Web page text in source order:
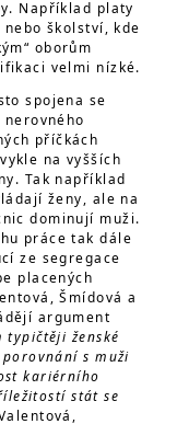
Například platy
školství, kde
oborům
velmi nízké.
spojena se
příčkách
na vyšších
Tak například
ženy, ale na
dominují muži.
práce tak dále
ze segregace
placených
Šmídová a
argument
typičtěji ženské
s muži
kariérního
stát se